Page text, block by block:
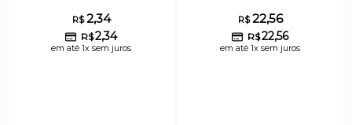
R$2,34
R$2,34
em até 1x sem juros
R$22,56
R$22,56
em até 1x sem juros